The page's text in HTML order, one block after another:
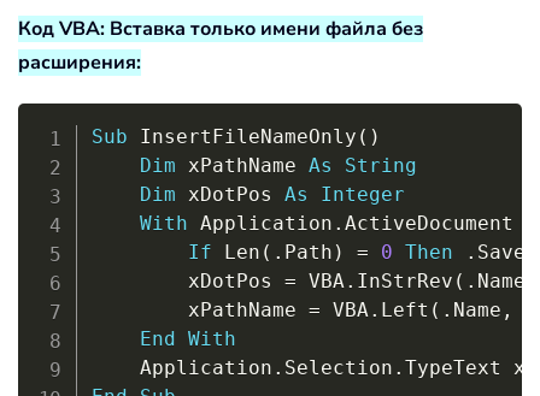
Код VBA: Вставка только имени файла без
расширения:
Sub InsertFileNameOnly ( )
Dim xPathName As
String
Dim xDotPos As
Integer
With Application . ActiveDocument
If Len ( . Path ) = 0 Then . Save
        xDotPos
= VBA. InStrRev ( . Name
        xPathName
= VBA. Left ( . Name ,
End
With
    Application
. Selection .